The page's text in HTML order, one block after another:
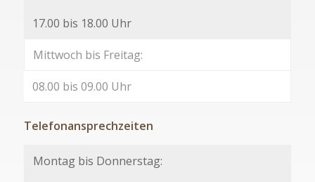
17.00 bis 18.00 Uhr
Mittwoch bis Freitag:
08.00 bis 09.00 Uhr
Telefonansprechzeiten
Montag bis Donnerstag: